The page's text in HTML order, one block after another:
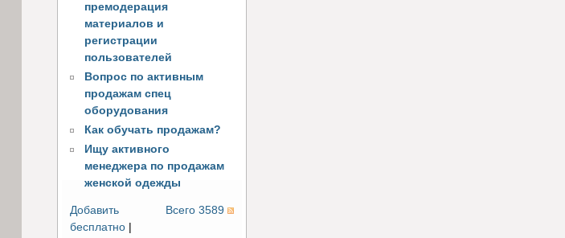
премодерация
материалов и
регистрации
пользователей
Вопрос по активным
продажам спец
оборудования
Как обучать продажам?
Ищу активного
менеджера по продажам
женской одежды
Всего 3589
Добавить
бесплатно|